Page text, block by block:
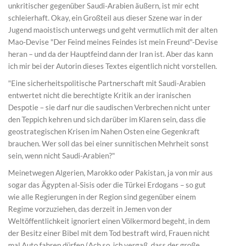
unkritischer gegenüber Saudi-Arabien äußern, ist mir echt
schleierhaft. Okay, ein Großteil aus dieser Szene war in der
Jugend maoistisch unterwegs und geht vermutlich mit der alten
Mao-Devise "Der Feind meines Feindes ist mein Freund"-Devise
heran – und da der Hauptfeind dann der Iran ist. Aber das kann
ich mir bei der Autorin dieses Textes eigentlich nicht vorstellen.
"Eine sicherheitspolitische Partnerschaft mit Saudi-Arabien
entwertet nicht die berechtigte Kritik an der iranischen
Despotie – sie darf nur die saudischen Verbrechen nicht unter
den Teppich kehren und sich darüber im Klaren sein, dass die
geostrategischen Krisen im Nahen Osten eine Gegenkraft
brauchen. Wer soll das bei einer sunnitischen Mehrheit sonst
sein, wenn nicht Saudi-Arabien?"
Meinetwegen Algerien, Marokko oder Pakistan, ja von mir aus
sogar das Ägypten al-Sisis oder die Türkei Erdogans – so gut
wie alle Regierungen in der Region sind gegenüber einem
Regime vorzuziehen, das derzeit in Jemen von der
Weltöffentlichkeit ignoriert einen Völkermord begeht, in dem
der Besitz einer Bibel mit dem Tod bestraft wird, Frauen nicht